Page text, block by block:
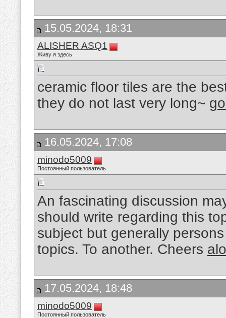
15.05.2024, 18:31
ALISHER ASQ1
Живу я здесь
ceramic floor tiles are the
they do not last very long~
16.05.2024, 17:08
minodo5009
Постоянный пользователь
An fascinating discussion
should write regarding this
subject but generally
topics. To another. Cheers
17.05.2024, 18:48
minodo5009
Постоянный пользователь